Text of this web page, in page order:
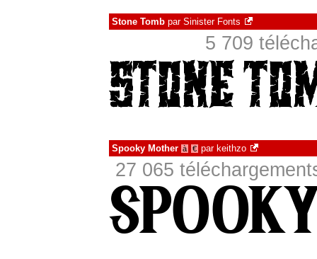
Stone Tomb par Sinister Fonts
5 709
Spooky Mother à € par keithzo
27 065